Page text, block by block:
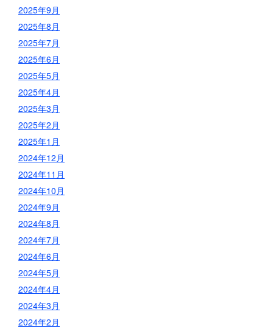
2025年9月
2025年8月
2025年7月
2025年6月
2025年5月
2025年4月
2025年3月
2025年2月
2025年1月
2024年12月
2024年11月
2024年10月
2024年9月
2024年8月
2024年7月
2024年6月
2024年5月
2024年4月
2024年3月
2024年2月